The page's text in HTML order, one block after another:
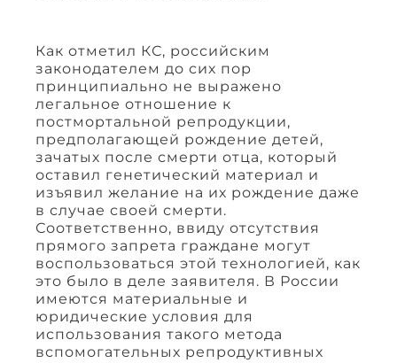
Как отметил КС, российским
законодателем до сих пор
принципиально не выражено
легальное отношение к
постмортальной репродукции,
предполагающей рождение детей,
зачатых после смерти отца, который
оставил генетический материал и
изъявил желание на их рождение даже
в случае своей смерти.
Соответственно, ввиду отсутствия
прямого запрета граждане могут
воспользоваться этой технологией, как
это было в деле заявителя. В России
имеются материальные и
юридические условия для
использования такого метода
вспомогательных репродуктивных